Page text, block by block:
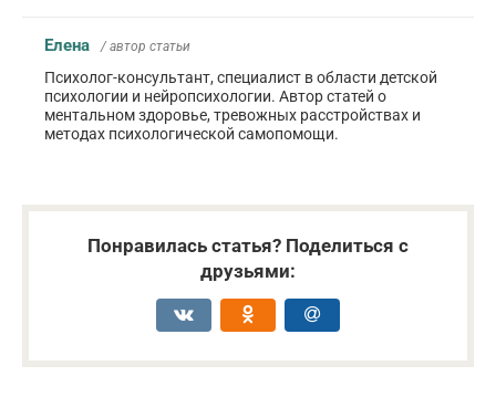
Елена / автор статьи
Психолог-консультант, специалист в области детской
психологии и нейропсихологии. Автор статей о
ментальном здоровье, тревожных расстройствах и
методах психологической самопомощи.
Понравилась статья? Поделиться с
друзьями: